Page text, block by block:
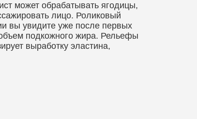
может обрабатывать ягодицы,
лицо. Роликовый
вы увидите уже после первых
подкожного жира. Рельефы
выработку эластина,